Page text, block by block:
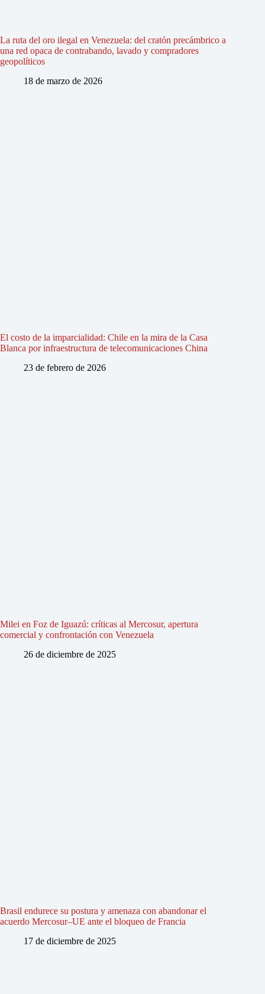
La ruta del oro ilegal en Venezuela: del cratón precámbrico a
una red opaca de contrabando, lavado y compradores
geopolíticos
18 de marzo de 2026
El costo de la imparcialidad: Chile en la mira de la Casa
Blanca por infraestructura de telecomunicaciones China
23 de febrero de 2026
Milei en Foz de Iguazú: críticas al Mercosur, apertura
comercial y confrontación con Venezuela
26 de diciembre de 2025
Brasil endurece su postura y amenaza con abandonar el
acuerdo Mercosur–UE ante el bloqueo de Francia
17 de diciembre de 2025